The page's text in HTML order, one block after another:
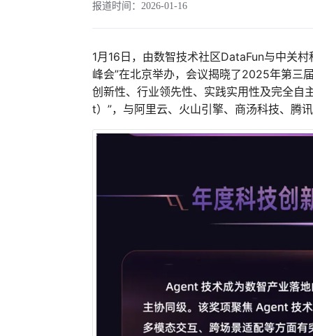
报道时间：2026-01-16
1月16日，由数智技术社区DataFun与中关
峰会”在北京举办，会议揭晓了2025年第三
创新性、行业领先性、实践实用性及完全自
t）”，与阿里云、火山引擎、商汤科技、腾